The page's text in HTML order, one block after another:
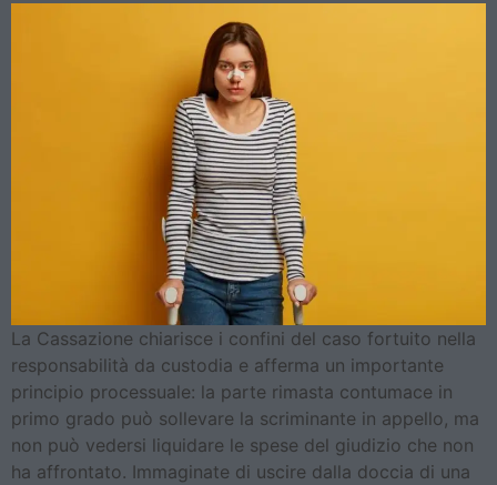
La Cassazione chiarisce i confini del caso fortuito nella
responsabilità da custodia e afferma un importante
principio processuale: la parte rimasta contumace in
primo grado può sollevare la scriminante in appello, ma
non può vedersi liquidare le spese del giudizio che non
ha affrontato. Immaginate di uscire dalla doccia di una